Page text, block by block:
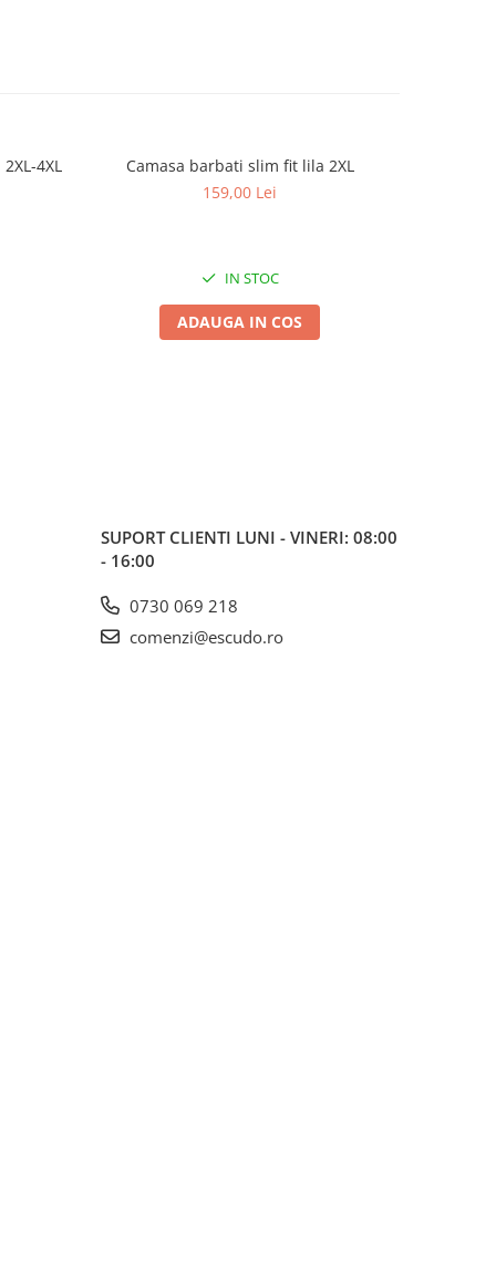
4XL
Camasa barbati slim fit lila 2XL
159,00 Lei
IN STOC
ADAUGA IN COS
SUPORT CLIENTI LUNI - VINERI: 08:00
- 16:00
0730 069 218
comenzi@escudo.ro